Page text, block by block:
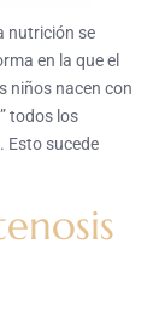
nutrición se
en la que el
niños nacen con
todos los
Esto sucede